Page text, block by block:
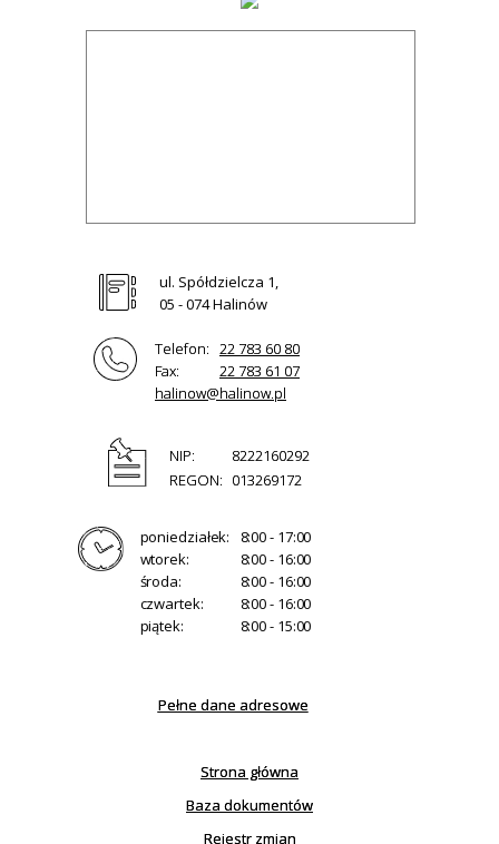
ul. Spółdzielcza 1,
05 - 074 Halinów
Telefon: 22 783 60 80
Fax:
22 783 61 07
halinow@halinow.pl
NIP:
8222160292
REGON: 013269172
poniedziałek:
8:00 - 17:00
wtorek:
8:00 - 16:00
środa:
8:00 - 16:00
czwartek:
8:00 - 16:00
piątek:
8:00 - 15:00
Pełne dane adresowe
Strona główna
Baza dokumentów
Rejestr zmian